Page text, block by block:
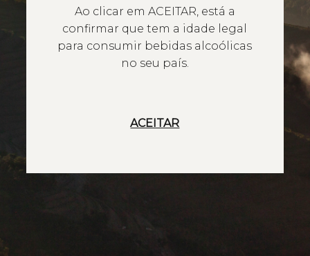
Ao clicar em ACEITAR, está a
confirmar que tem a idade legal
para consumir bebidas alcoólicas
no seu país.
ACEITAR